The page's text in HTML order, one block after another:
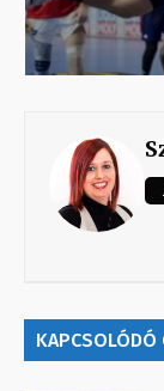
KAPCSOLÓDÓ